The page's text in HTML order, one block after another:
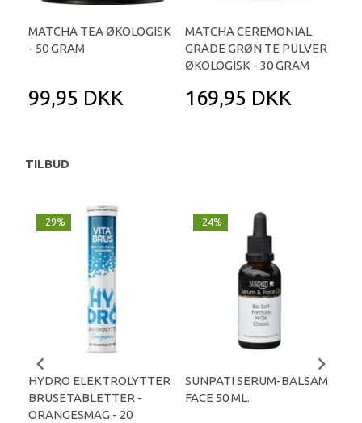
MATCHA TEA ØKOLOGISK
- 50 GRAM
99,95 DKK
MATCHA CEREMONIAL
GRADE GRØN TE PULVER
ØKOLOGISK - 30 GRAM
169,95 DKK
TILBUD
-29%
HYDRO ELEKTROLYTTER
BRUSETABLETTER -
ORANGESMAG - 20
-24%
SUNPATI SERUM-BALSAM
FACE 50 ML.